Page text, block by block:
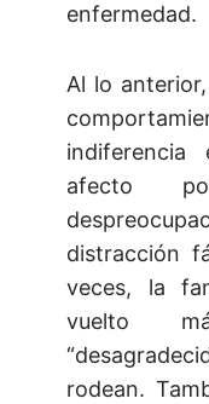
enfermedad.
Al lo
afecto
distracción
veces, la
vuelto
rodean.